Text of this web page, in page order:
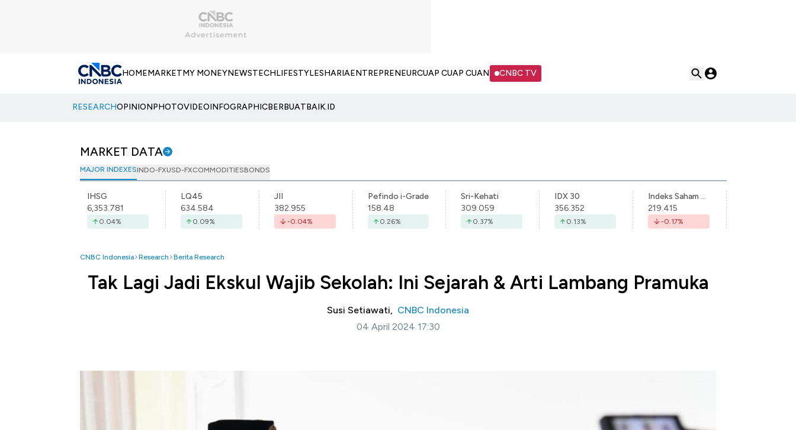
HOMEMARKETMY MONEYNEWSTECHLIFESTYLESHARIAENTREPRENEURCUAP CUAP CUAN CNBC TV
RESEARCHOPINIONPHOTOVIDEOINFOGRAPHICBERBUATBAIK.ID
MARKET DATA
MAJOR INDEXESINDO-FXUSD-FXCOMMODITIESBONDS
IHSG
6,353.781
0.04%
LQ45
634.584
0.09%
JII
382.955
-0.04%
Pefindo i-Grade
158.48
0.26%
Sri-Kehati
309.059
0.37%
IDX 30
356.352
0.13%
Indeks Saham Syariah Indonesia
219.415
-0.17%
CNBC Indonesia Research Berita Research
Tak Lagi Jadi Ekskul Wajib Sekolah: Ini Sejarah & Arti Lambang Pramuka
Susi Setiawati, CNBC Indonesia
04 April 2024 17:30